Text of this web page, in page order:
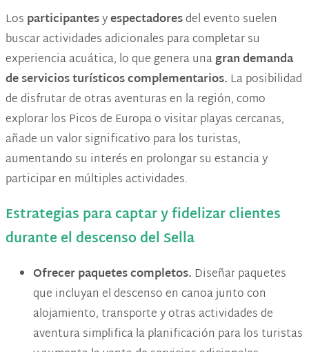
Los participantesyespectadoresdel evento suelen
buscar actividades adicionales para completar su
experiencia acuática, lo que genera unagran demanda
de servicios turísticos complementarios​​. La posibilidad
de disfrutar de otras aventuras en la región, como
explorar los Picos de Europa o visitar playas cercanas,
añade un valor significativo para los turistas,
aumentando su interés en prolongar su estancia y
participar en múltiples actividades.
Estrategias para captar y fidelizar clientes
durante el descenso del Sella
Ofrecer paquetes completos. Diseñar paquetes
que incluyan el descenso en canoa junto con
alojamiento, transporte y otras actividades de
aventura simplifica la planificación para los turistas